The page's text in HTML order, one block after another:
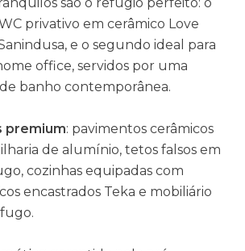
privativo em cerâmico Love
e o segundo ideal para
office, servidos por uma
banho contemporânea.
premium: pavimentos cerâmicos
de alumínio, tetos falsos em
cozinhas equipadas com
encastrados Teka e mobiliário